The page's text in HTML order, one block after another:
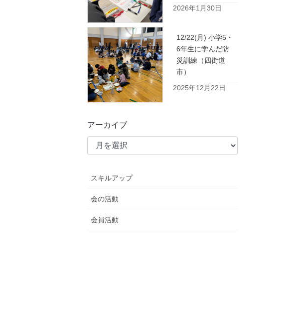
2026年1月30日
12/22(月) 小学5・
6年生に学んだ防
災訓練（四街道
市）
2025年12月22日
アーカイブ
スキルアップ
会の活動
会員活動